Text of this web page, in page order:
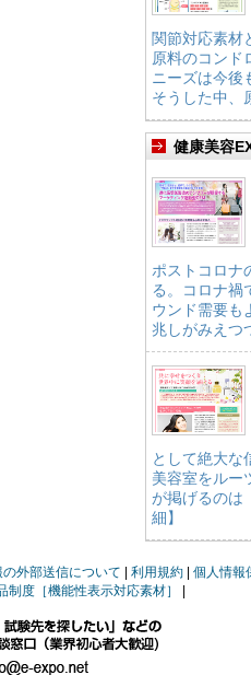
関節対応素材
原料のコンド
ニーズは今後
そうした中、
健康美容
ポストコロナ
る。コロナ禍
ウンド需要も
兆しがみえつ
として絶大な
美容室をルー
が掲げるのは
細】
外部送信について 利用規約 個人情報
制度［機能性表示対応素材］